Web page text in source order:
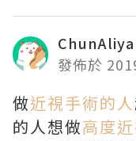
發佈於
做近視手術的人
的人想做高度